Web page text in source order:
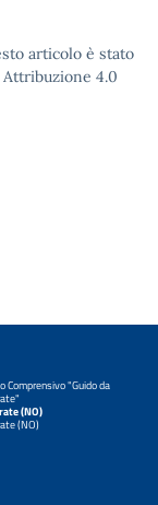
articolo è stato
4.0
Comprensivo "Guido da
(NO)
(NO)